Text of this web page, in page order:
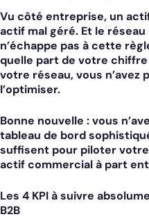
Vu côté entreprise, un
actif mal géré. Et le réseau
n’échappe pas à cette
quelle part de votre
votre réseau, vous n’avez
l’optimiser.
Bonne nouvelle : vous
tableau de bord
suffisent pour piloter
actif commercial à part
Les 4 KPI à suivre
B2B